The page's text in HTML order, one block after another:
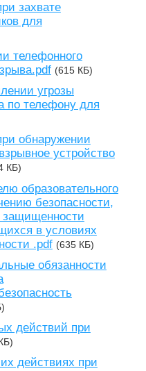
захвате
для
телефонного
(615 КБ)
угрозы
по телефону для
обнаружении
устройство
КБ)
образовательного
безопасности,
защищенности
в условиях
.pdf (635 КБ)
обязанности
действий при
действиях при